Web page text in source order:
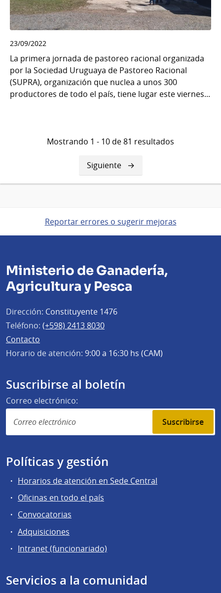
23/09/2022
La primera jornada de pastoreo racional organizada
por la Sociedad Uruguaya de Pastoreo Racional
(SUPRA), organización que nuclea a unos 300
productores de todo el país, tiene lugar este viernes...
Mostrando 1 - 10 de 81 resultados
Siguiente
página
Siguiente
Reportar errores o sugerir mejoras
Ministerio de Ganadería,
Agricultura y Pesca
Dirección: Constituyente 1476
Teléfono: (+598) 2413 8030
Contacto
Horario de atención: 9:00 a 16:30 hs (CAM)
Suscribirse al boletín
Correo electrónico:
Suscribirse
Políticas y gestión
Horarios de atención en Sede Central
Oficinas en todo el país
Convocatorias
Adquisiciones
Intranet (funcionariado)
Servicios a la comunidad